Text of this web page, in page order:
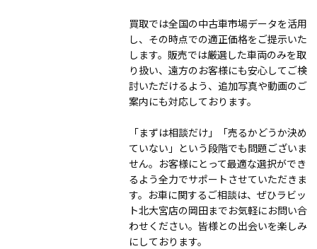
買取では全国の中古車市場データを活用
し、その時点での適正価格をご提示いた
します。販売では厳選した車両のみを取
り扱い、遠方のお客様にも安心してご検
討いただけるよう、追加写真や動画のご
案内にも対応しております。
「まずは相談だけ」「売るかどうか決め
ていない」という段階でも問題ございま
せん。お客様にとって最適な選択ができ
るよう全力でサポートさせていただきま
す。お車に関するご相談は、ぜひラビッ
ト北大宮店の岡田までお気軽にお問い合
わせください。皆様との出会いを楽しみ
にしております。